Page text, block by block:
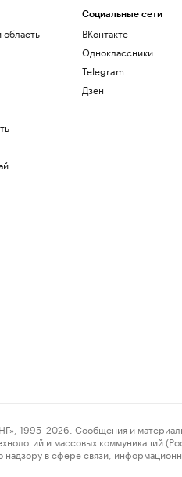
Социальные сети
ВКонтакте
Одноклассники
Telegram
Дзен
Сообщения и материалы
и массовых коммуникаций
в сфере связи,